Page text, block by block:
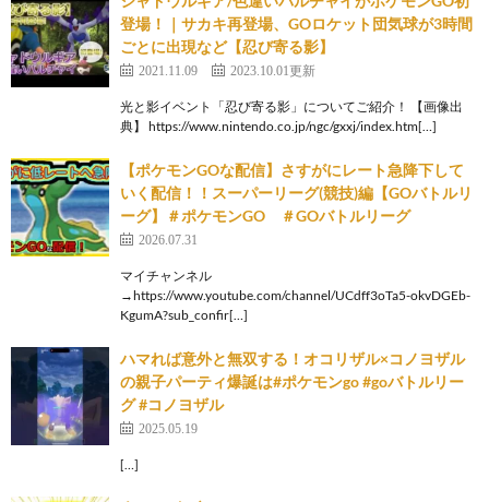
登場！｜サカキ再登場、GOロケット団気球が3時間
ごとに出現など【忍び寄る影】
2021.11.09 2023.10.01更新
光と影イベント「忍び寄る影」についてご紹介！ 【画像出
典】 https://www.nintendo.co.jp/ngc/gxxj/index.htm[…]
【ポケモンGOな配信】さすがにレート急降下して
いく配信！！スーパーリーグ(競技)編【GOバトルリ
ーグ】＃ポケモンGO ＃GOバトルリーグ
2026.07.31
マイチャンネル
→https://www.youtube.com/channel/UCdff3oTa5-okvDGEb-
KgumA?sub_confir[…]
ハマれば意外と無双する！オコリザル×コノヨザル
の親子パーティ爆誕は#ポケモンgo #goバトルリー
グ #コノヨザル
2025.05.19
[…]